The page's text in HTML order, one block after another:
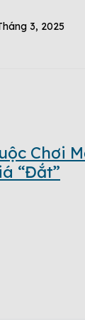
3, 2025
Chơi
“Đắt”